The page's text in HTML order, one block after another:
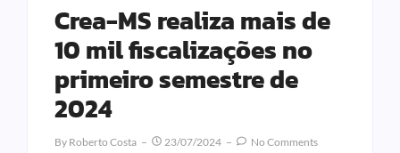
Crea-MS realiza mais de
10 mil fiscalizações no
primeiro semestre de
2024
By Roberto Costa 23/07/2024 No Comments